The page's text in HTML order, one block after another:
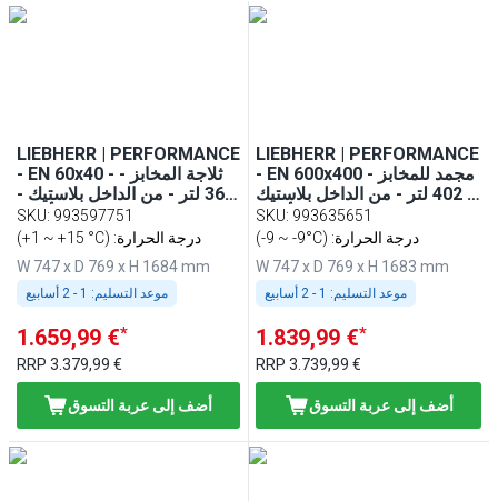
LIEBHERR | PERFORMANCE
- EN 60x40 - ثلاجة المخابز -
361 لتر - من الداخل بلاستيك -
باب - أبيض
SKU: 993597751
(+1 ~ +15 °C) :درجة الحرارة
W 747 x D 769 x H 1684 mm
موعد التسليم:
1.659,99 €*
RRP 3.379,99 €
أضف إلى عربة التسوق
LIEBHERR | PERFORMANCE
- EN 600x400 - مجمد للمخابز
- 402 لتر - من الداخل بلاستيك
- باب - أبيض
SKU: 993635651
(-9 ~ -9°C) :درجة الحرارة
W 747 x D 769 x H 1683 mm
موعد التسليم:
1.839,99 €*
RRP3.739,99 €
أضف إلى عربة التسوق